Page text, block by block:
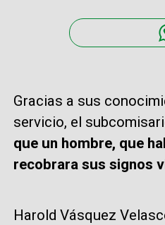
Gracias a sus
servicio, el
que un hombre, que
recobrara sus signos
Harold Vásquez